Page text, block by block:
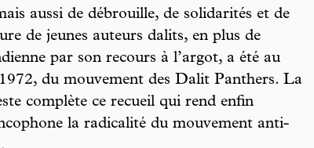
aussi de débrouille, de solidarités et de
de jeunes auteurs dalits, en plus de
par son recours à l’argot, a été au
du mouvement des Dalit Panthers. La
complète ce recueil qui rend enfin
la radicalité du mouvement anti-